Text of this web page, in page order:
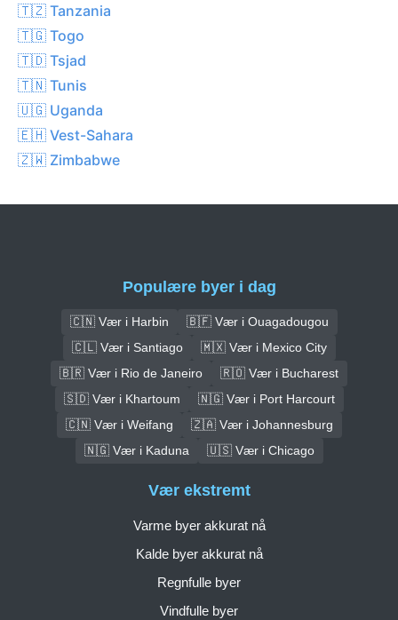
🇹🇿 Tanzania
🇹🇬 Togo
🇹🇩 Tsjad
🇹🇳 Tunis
🇺🇬 Uganda
🇪🇭 Vest-Sahara
🇿🇼 Zimbabwe
Populære byer i dag
🇨🇳 Vær i Harbin
🇧🇫 Vær i Ouagadougou
🇨🇱 Vær i Santiago
🇲🇽 Vær i Mexico City
🇧🇷 Vær i Rio de Janeiro
🇷🇴 Vær i Bucharest
🇸🇩 Vær i Khartoum
🇳🇬 Vær i Port Harcourt
🇨🇳 Vær i Weifang
🇿🇦 Vær i Johannesburg
🇳🇬 Vær i Kaduna
🇺🇸 Vær i Chicago
Vær ekstremt
Varme byer akkurat nå
Kalde byer akkurat nå
Regnfulle byer
Vindfulle byer